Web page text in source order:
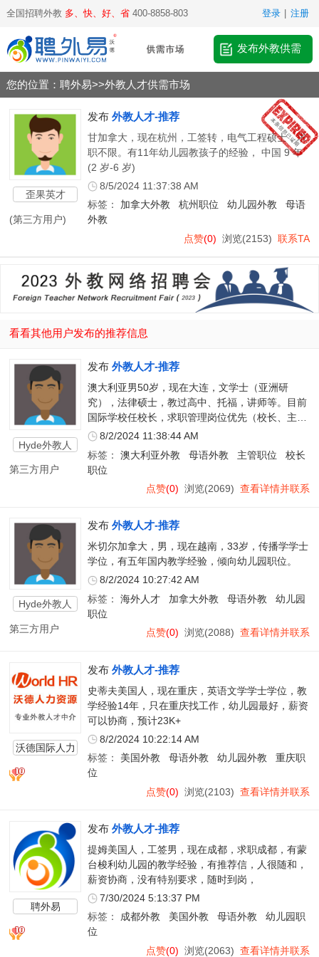
全国招聘外教 多、快、好、省400-8858-803 登录 注册
发布外教供需
您的位置： 聘外易>>外教人才供需市场
歪果英才
(第三方用户)
发布 外教人才-推荐
甘加拿大，现在杭州，工签转，电气工程硕士，求
职不限。有11年幼儿园教孩子的经验， 中国 9 年
(2 岁-6 岁)
8/5/2024 11:37:38 AM
标签： 加拿大外教 杭州职位 幼儿园外教
母语
外教
点赞(0) 浏览(2153) 联系TA
看看其他用户发布的推荐信息
Hyde外教人
第三方用户
发布 外教人才-推荐
澳大利亚男50岁，现在大连，文学士（亚洲研
究），法律硕士，教过高中、托福，讲师等。目前
国际学校任校长，求职管理岗位优先（校长、主管
等），也考虑教学岗，薪资协商。8月到岗。
8/2/2024 11:38:44 AM
标签： 澳大利亚外教 母语外教 主管职位
校长
职位
点赞(0) 浏览(2069) 查看详情并联系
Hyde外教人
第三方用户
发布 外教人才-推荐
米切尔加拿大，男，现在越南，33岁，传播学学士
学位，有五年国内教学经验，倾向幼儿园职位。
8/2/2024 10:27:42 AM
标签： 海外人才 加拿大外教 母语外教
幼儿园
职位
点赞(0) 浏览(2088) 查看详情并联系
沃德国际人力
发布 外教人才-推荐
史蒂夫美国人，现在重庆，英语文学学士学位，教
学经验14年，只在重庆找工作，幼儿园最好，薪资
可以协商，预计23K+
8/2/2024 10:22:14 AM
标签： 美国外教 母语外教 幼儿园外教
重庆职
位
点赞(0) 浏览(2103) 查看详情并联系
聘外易
发布 外教人才-推荐
提姆美国人，工签男，现在成都，求职成都，有蒙
台梭利幼儿园的教学经验，有推荐信，人很随和，
薪资协商，没有特别要求，随时到岗，
7/30/2024 5:13:37 PM
标签： 成都外教 美国外教 母语外教
幼儿园职
位
点赞(0) 浏览(2063) 查看详情并联系